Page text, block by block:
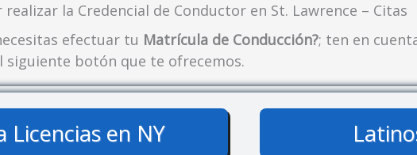
la Credencial de Conductor en St. Lawrence – Citas
efectuar tu Matrícula de Conducción?; ten en
siguiente botón que te ofrecemos.
Licencias en NY